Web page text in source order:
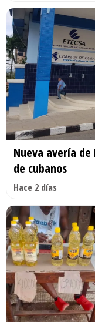
Nueva avería de
de cubanos
Hace 2 días